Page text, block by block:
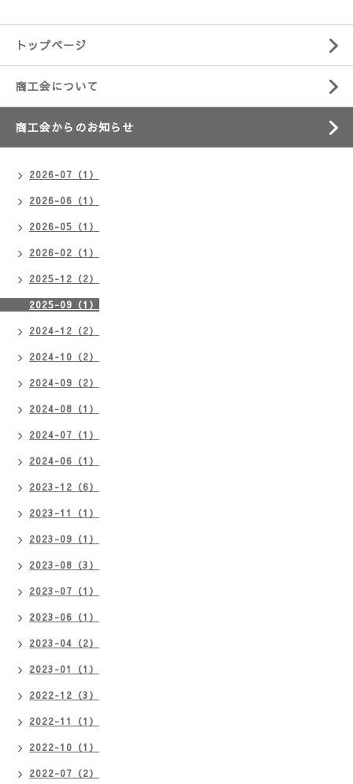
トップページ
商工会について
商工会からのお知らせ
2026-07（1）
2026-06（1）
2026-05（1）
2026-02（1）
2025-12（2）
2025-09（1）
2024-12（2）
2024-10（2）
2024-09（2）
2024-08（1）
2024-07（1）
2024-06（1）
2023-12（6）
2023-11（1）
2023-09（1）
2023-08（3）
2023-07（1）
2023-06（1）
2023-04（2）
2023-01（1）
2022-12（3）
2022-11（1）
2022-10（1）
2022-07（2）